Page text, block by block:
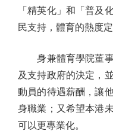
「精英化」和「普及
民支持，體育的熱度
身兼體育學院董事
及支持政府的決定，
動員的待遇薪酬，讓
身職業；又希望本港
可以更專業化。